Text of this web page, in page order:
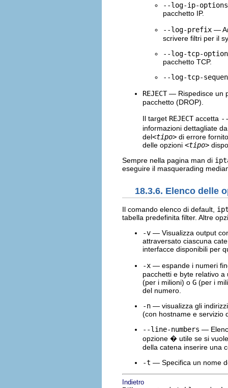
--log-ip-options
pacchetto IP.
--log-prefix —
scrivere filtri per il
--log-tcp-
pacchetto TCP.
--log-tcp-
REJECT— Rispedisce un
pacchetto (DROP).
Il target REJECTaccetta
informazioni dettagliate
del<tipo> di errore
delle opzioni <tipo>
Sempre nella pagina man di
eseguire il masquerading
18.3.6. Elenco delle
Il comando elenco di default,
tabella predefinita filter. Altre
-v — Visualizza output
attraversato ciascuna
interfacce disponibili per
-x — espande i numeri
pacchetti e byte relativo
(per i milioni) o G (per i
del numero.
-n — visualizza gli
(con hostname e servizio
--line-numbers —
opzione � utile se si
della catena inserire una
-t — Specifica un nome
Indietro